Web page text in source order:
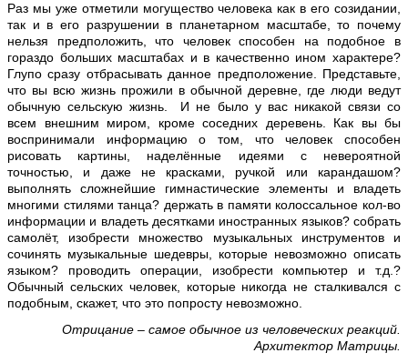
Раз мы уже отметили могущество человека как в его созидании,
так и в его разрушении в планетарном масштабе, то почему
нельзя предположить, что человек способен на подобное в
гораздо больших масштабах и в качественно ином характере?
Глупо сразу отбрасывать данное предположение. Представьте,
что вы всю жизнь прожили в обычной деревне, где люди ведут
обычную сельскую жизнь. И не было у вас никакой связи со
всем внешним миром, кроме соседних деревень. Как вы бы
воспринимали информацию о том, что человек способен
рисовать картины, наделённые идеями с невероятной
точностью, и даже не красками, ручкой или карандашом?
выполнять сложнейшие гимнастические элементы и владеть
многими стилями танца? держать в памяти колоссальное кол-во
информации и владеть десятками иностранных языков? собрать
самолёт, изобрести множество музыкальных инструментов и
сочинять музыкальные шедевры, которые невозможно описать
языком? проводить операции, изобрести компьютер и т.д.?
Обычный сельских человек, которые никогда не сталкивался с
подобным, скажет, что это попросту невозможно.
Отрицание – самое обычное из человеческих реакций.
Архитектор Матрицы.